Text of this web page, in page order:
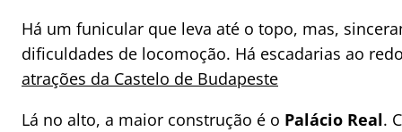
Há um funicular que leva até o topo, mas,
dificuldades de locomoção. Há escadarias ao
atrações da Castelo de Budapeste
Lá no alto, a maior construção é o Palácio Real.